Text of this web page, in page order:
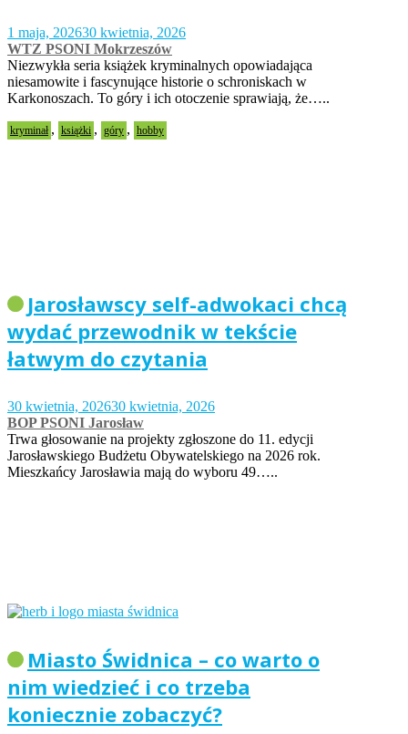
1 maja, 202630 kwietnia, 2026
WTZ PSONI Mokrzeszów
Niezwykła seria książek kryminalnych opowiadająca
niesamowite i fascynujące historie o schroniskach w
Karkonoszach. To góry i ich otoczenie sprawiają, że…..
kryminał , książki , góry , hobby
Jarosławscy self-adwokaci chcą
wydać przewodnik w tekście
łatwym do czytania
30 kwietnia, 202630 kwietnia, 2026
BOP PSONI Jarosław
Trwa głosowanie na projekty zgłoszone do 11. edycji
Jarosławskiego Budżetu Obywatelskiego na 2026 rok.
Mieszkańcy Jarosławia mają do wyboru 49…..
Miasto Świdnica – co warto o
nim wiedzieć i co trzeba
koniecznie zobaczyć?